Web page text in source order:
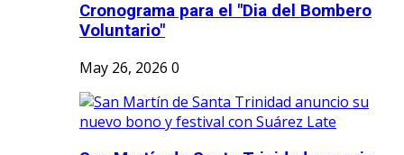
Cronograma para el "Dia del Bombero
Voluntario"
May 26, 2026 0